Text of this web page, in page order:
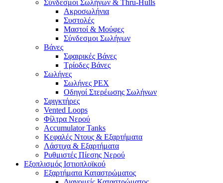
Σύνδεσμοι Σωλήνων & Thru-Hulls
Ακροσωλήνια
Συστολές
Μαστοί & Μούφες
Σύνδεσμοι Σωλήνων
Βάνες
Σφαιρικές Βάνες
Τρίοδες Βάνες
Σωλήνες
Σωλήνες PEX
Οδηγοί Στερέωσης Σωλήνων
Σφιγκτήρες
Vented Loops
Φίλτρα Νερού
Accumulator Tanks
Κεφαλές Ντους & Εξαρτήματα
Λάστιχα & Εξαρτήματα
Ρυθμιστές Πίεσης Νερού
Εξοπλισμός Ιστιοπλοϊκού
Εξαρτήματα Καταστρώματος